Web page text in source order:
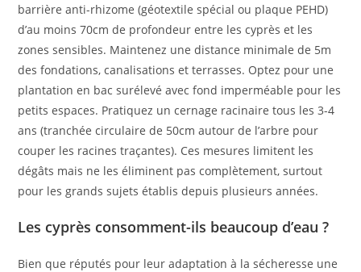
barrière anti-rhizome (géotextile spécial ou plaque PEHD)
d’au moins 70cm de profondeur entre les cyprès et les
zones sensibles. Maintenez une distance minimale de 5m
des fondations, canalisations et terrasses. Optez pour une
plantation en bac surélevé avec fond imperméable pour les
petits espaces. Pratiquez un cernage racinaire tous les 3-4
ans (tranchée circulaire de 50cm autour de l’arbre pour
couper les racines traçantes). Ces mesures limitent les
dégâts mais ne les éliminent pas complètement, surtout
pour les grands sujets établis depuis plusieurs années.
Les cyprès consomment-ils beaucoup d’eau ?
Bien que réputés pour leur adaptation à la sécheresse une